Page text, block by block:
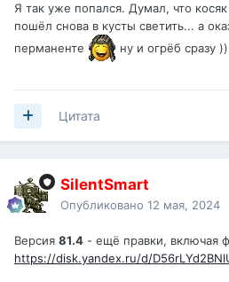
Я так уже попался. Думал, что
пошёл снова в кусты светить... а
перманенте
ну и огрёб сразу ))
Цитата
SilentSmart
Опубликовано 12 мая, 2024
Версия 81.4 - ещё правки, включая
https://disk.yandex.ru/d/